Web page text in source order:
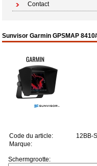
Contact
Sunvisor Garmin GPSMAP
Code du article:
12BB-
Marque:
Schermgrootte: